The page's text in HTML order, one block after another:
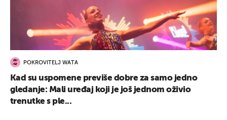
POKROVITELJ WATA
Kad su uspomene previše dobre za samo jedno
gledanje: Mali uređaj koji je još jednom oživio
trenutke s ple...